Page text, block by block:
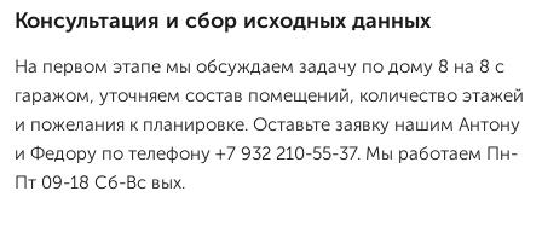
Консультация и сбор исходных данных
На первом этапе мы обсуждаем задачу по дому 8 на 8 с
гаражом, уточняем состав помещений, количество этажей
и пожелания к планировке. Оставьте заявку нашим Антону
и Федору по телефону +7 932 210-55-37. Мы работаем Пн-
Пт 09-18 Сб-Вс вых.